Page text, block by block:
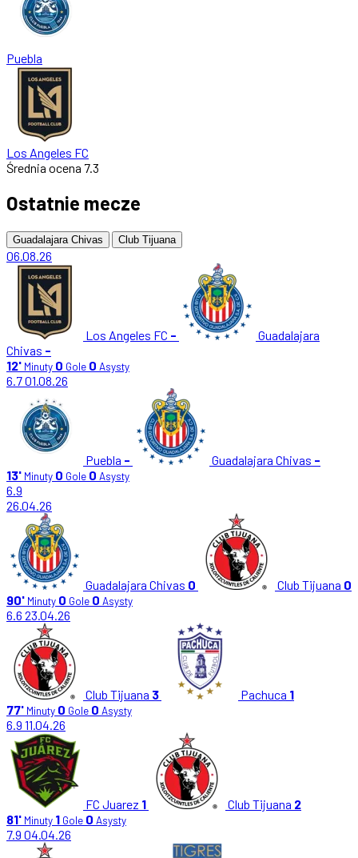
Puebla
Los Angeles FC
Średnia ocena 7.3
Ostatnie mecze
Guadalajara Chivas Club Tijuana
06.08.26
Los Angeles FC -
Guadalajara
Chivas -
12' Minuty 0 Gole 0 Asysty
6.701.08.26
Puebla - Guadalajara Chivas -
13' Minuty 0 Gole 0 Asysty
6.9
26.04.26
Guadalajara Chivas 0 Club Tijuana 0
90' Minuty 0 Gole 0 Asysty
6.6 23.04.26
Club Tijuana 3 Pachuca 1
77' Minuty 0 Gole 0 Asysty
6.9 11.04.26
FC Juarez 1 Club Tijuana 2
81' Minuty 1 Gole 0 Asysty
7.9 04.04.26